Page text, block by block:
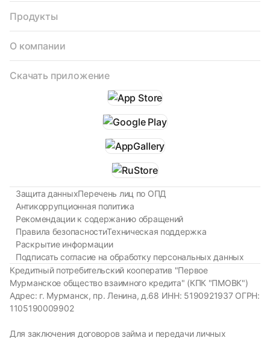
Продукты
О компании
Скачать приложение
Защита данныхПеречень лиц по ОПД
Антикоррупционная политика
Рекомендации к содержанию обращений
Правила безопасностиТехническая поддержка
Раскрытие информации
Подписать согласие на обработку персональных данных
Кредитный потребительский кооператив "Первое
Мурманское общество взаимного кредита" (КПК "ПМОВК")
Адрес: г. Мурманск, пр. Ленина, д.68 ИНН: 5190921937 ОГРН:
1105190009902
Для заключения договоров займа и передачи личных